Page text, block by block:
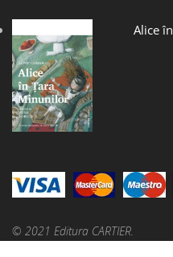
Alice
© 2021 Editura CARTIER.